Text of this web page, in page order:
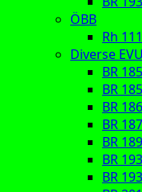
ÖBB
Rh
Diverse EVU
BR
BR
BR
BR
BR
BR
BR